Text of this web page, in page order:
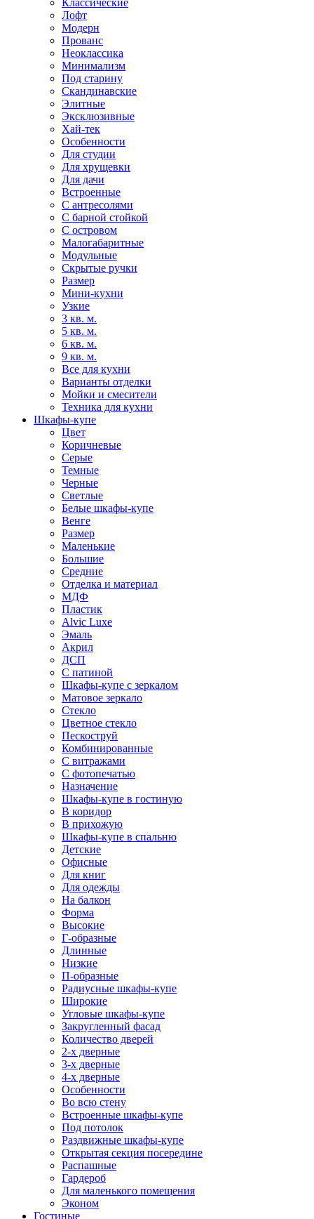
Классические
Лофт
Модерн
Прованс
Неоклассика
Минимализм
Под старину
Скандинавские
Элитные
Эксклюзивные
Хай-тек
Особенности
Для студии
Для хрущевки
Для дачи
Встроенные
С антресолями
С барной стойкой
С островом
Малогабаритные
Модульные
Скрытые ручки
Размер
Мини-кухни
Узкие
3 кв. м.
5 кв. м.
6 кв. м.
9 кв. м.
Все для кухни
Варианты отделки
Мойки и смесители
Техника для кухни
Шкафы-купе
Цвет
Коричневые
Серые
Темные
Черные
Светлые
Белые шкафы-купе
Венге
Размер
Маленькие
Большие
Средние
Отделка и материал
МДФ
Пластик
Alvic Luxe
Эмаль
Акрил
ДСП
С патиной
Шкафы-купе с зеркалом
Матовое зеркало
Стекло
Цветное стекло
Пескоструй
Комбинированные
С витражами
С фотопечатью
Назначение
Шкафы-купе в гостиную
В коридор
В прихожую
Шкафы-купе в спальню
Детские
Офисные
Для книг
Для одежды
На балкон
Форма
Высокие
Г-образные
Длинные
Низкие
П-образные
Радиусные шкафы-купе
Широкие
Угловые шкафы-купе
Закругленный фасад
Количество дверей
2-х дверные
3-х дверные
4-х дверные
Особенности
Во всю стену
Встроенные шкафы-купе
Под потолок
Раздвижные шкафы-купе
Открытая секция посередине
Распашные
Гардероб
Для маленького помещения
Эконом
Гостиные